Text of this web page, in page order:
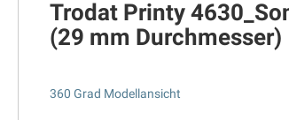
Trodat Printy
(29 mm Durchmesser)
360 Grad Modellansicht